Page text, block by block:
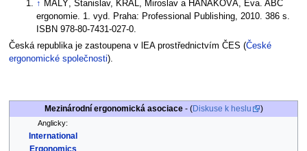
↑ MALÝ, Stanislav, KRÁL, Miroslav a HANÁKOVÁ, Eva. ABC
ergonomie. 1. vyd. Praha: Professional Publishing, 2010. 386 s.
ISBN 978-80-7431-027-0.
Česká republika je zastoupena v lEA prostřednictvím ČES (České
ergonomické společnosti).
Mezinárodní ergonomická asociace- (Diskuse k heslu )
Anglicky:
International
Ergonomics